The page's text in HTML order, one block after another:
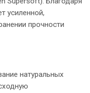
усиленной,
прочности
натуральных